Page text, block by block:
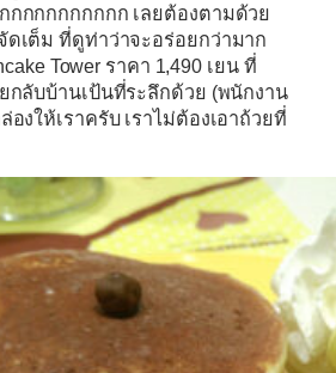
กกกกกกกกกก เลยต้องตามด้วย
ดเต็ม ที่ดูท่าว่าจะอร่อยกว่ามาก
Tower ราคา 1,490 เยน ที่
กลับบ้านเป้นที่ระลึกด้วย (พนักงาน
องให้เราครับ เราไม่ต้องเอาถ้วยที่